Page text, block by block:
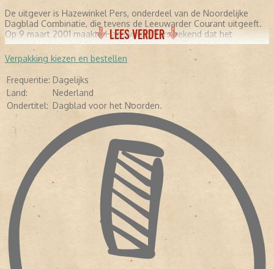
De uitgever is Hazewinkel Pers, onderdeel van de Noordelijke
Dagblad Combinatie, die tevens de Leeuwarder Courant uitgeeft.
Op 9 maart 2001 maakte Hazewinkel Pers bekend dat het
Nieuwsblad van het Noorden, Het Groninger Dagblad en de
Drentse Courant worden samengevoegd tot één ochtendblad. Op
1 april 2002 verschijnt de nieuwe krant voor het eerst onder de
naam Dagblad van het Noorden
LEES VERDER
Verpakking kiezen en bestellen
Frequentie: Dagelijks
Land:
Nederland
Ondertitel: Dagblad voor het Noorden.